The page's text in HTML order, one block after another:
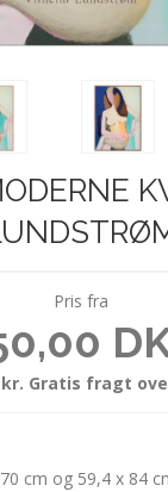
Pris fra
Gratis fragt
cm og 59,4 x 84